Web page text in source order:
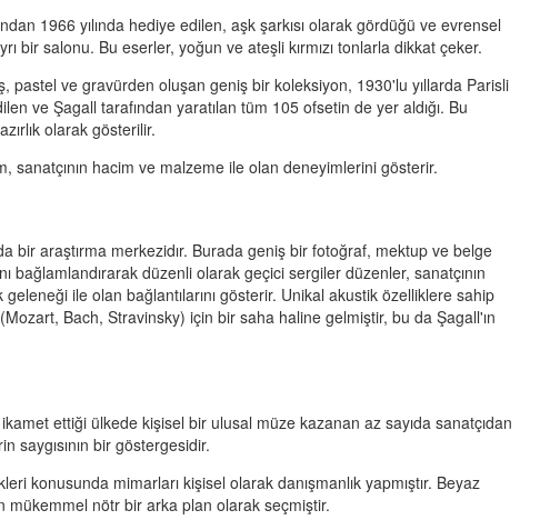
1966 yılında hediye edilen, aşk şarkısı olarak gördüğü ve evrensel
bir salonu. Bu eserler, yoğun ve ateşli kırmızı tonlarla dikkat çeker.
pastel ve gravürden oluşan geniş bir koleksiyon, 1930'lu yıllarda Parisli
ve Şagall tarafından yaratılan tüm 105 ofsetin de yer aldığı. Bu
olarak gösterilir.
sanatçının hacim ve malzeme ile olan deneyimlerini gösterir.
bir araştırma merkezidır. Burada geniş bir fotoğraf, mektup ve belge
bağlamlandırarak düzenli olarak geçici sergiler düzenler, sanatçının
ile olan bağlantılarını gösterir. Unikal akustik özelliklere sahip
Bach, Stravinsky) için bir saha haline gelmiştir, bu da Şagall'ın
ettiği ülkede kişisel bir ulusal müze kazanan az sayıda sanatçıdan
saygısının bir göstergesidir.
konusunda mimarları kişisel olarak danışmanlık yapmıştır. Beyaz
mükemmel nötr bir arka plan olarak seçmiştir.